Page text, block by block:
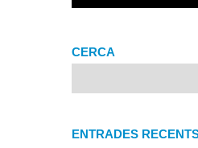
CERCA
ENTRADES